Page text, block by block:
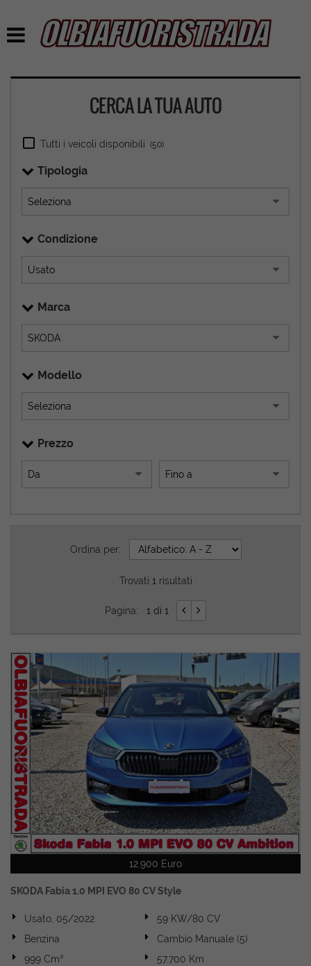
CERCA LA TUA AUTO
Tutti i veicoli disponibili (50)
Tipologia
Condizione
Marca
Modello
Prezzo
Ordina per:
Trovati 1risultati
Pagina: 1 di 1
12.900 Euro
SKODA Fabia 1.0 MPI EVO 80 CV Style
Usato, 05/2022
59 KW/80 CV
Benzina
Cambio Manuale (5)
999 Cm³
57.700 Km